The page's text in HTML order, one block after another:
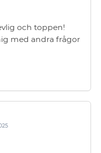
och toppen!
med andra frågor